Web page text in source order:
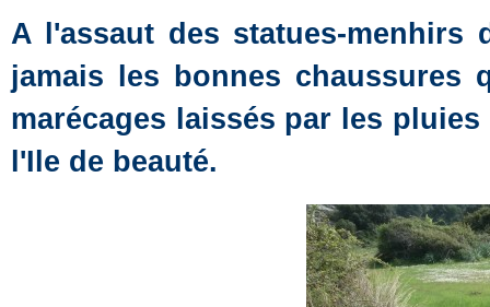
A l'assaut des statues-
jamais les bonnes
marécages laissés par les
l'Ile de beauté.